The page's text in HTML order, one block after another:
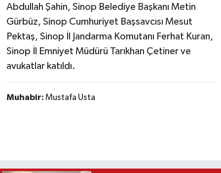
Abdullah Şahin, Sinop Belediye Başkanı Metin
Gürbüz, Sinop Cumhuriyet Başsavcısı Mesut
Pektaş, Sinop İl Jandarma Komutanı Ferhat Kuran,
Sinop İl Emniyet Müdürü Tarıkhan Çetiner ve
avukatlar katıldı.
Muhabir: Mustafa Usta